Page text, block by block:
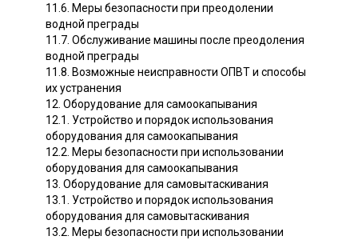
11.6. Меры безопасности при преодолении
водной преграды
11.7. Обслуживание машины после преодоления
водной преграды
11.8. Возможные неисправности ОПВТ и способы
их устранения
12. Оборудование для самоокапывания
12.1. Устройство и порядок использования
оборудования для самоокапывания
12.2. Меры безопасности при использовании
оборудования для самоокапывания
13. Оборудование для самовытаскивания
13.1. Устройство и порядок использования
оборудования для самовытаскивания
13.2. Меры безопасности при использовании